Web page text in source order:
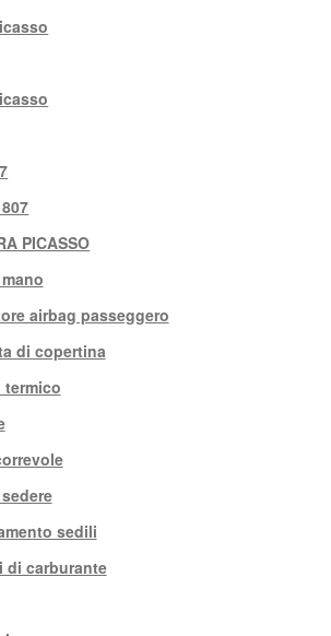
PICASSO
airbag passeggero
di copertina
sedili
di carburante